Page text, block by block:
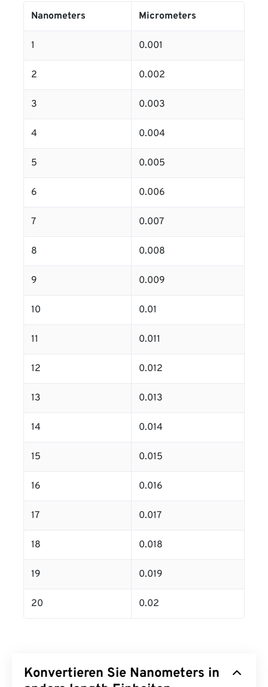
Nanometers Micrometers
1 0.001
2 0.002
3 0.003
4 0.004
5 0.005
6 0.006
7 0.007
8 0.008
9 0.009
10 0.01
11 0.011
12 0.012
13 0.013
14 0.014
15 0.015
16 0.016
17 0.017
18 0.018
19 0.019
20 0.02
Konvertieren Sie Nanometers in